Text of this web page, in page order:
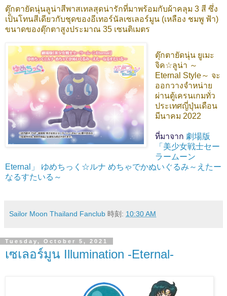
ตุ๊กตายัดนุ่นลูน่าสีพาสเทลสุดน่ารักที่มาพร้อมกับผ้าคลุม 3 สี ซึ่ง
เป็นโทนสีเดียวกับชุดของอีเทอร์นัลเซเลอร์มูน (เหลือง ชมพู ฟ้า)
ขนาดของตุ๊กตาสูงประมาณ 35 เซนติเมตร
ตุ๊กตายัดนุ่น ยูเมะ
จิค☆ลูน่า ～
Eternal Style～ จะ
ออกวางจำหน่าย
ผ่านตู้เครนเกมทั่ว
ประเทศญี่ปุ่นเดือน
มีนาคม 2022
ที่มาจาก 劇場版
「美少女戦士セー
ラームーン
Eternal」 ゆめちっく☆ルナ めちゃでかぬいぐるみ～えたー
なるすたいる～
Sailor Moon Thailand Fanclub 時刻: 10:30 AM
Tuesday, October 5, 2021
เซเลอร์มูน Illumination -Eternal-